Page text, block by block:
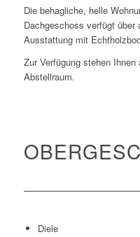
Die behagliche, helle
Dachgeschoss verfügt
Ausstattung mit
Zur Verfügung stehen
Abstellraum.
Diele